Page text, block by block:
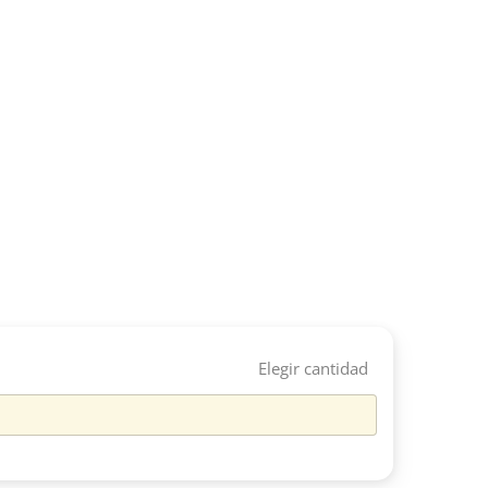
Elegir cantidad